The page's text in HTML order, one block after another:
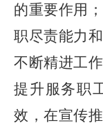
的重要作用
职尽责能力
不断精进工
提升服务职
效，在宣传